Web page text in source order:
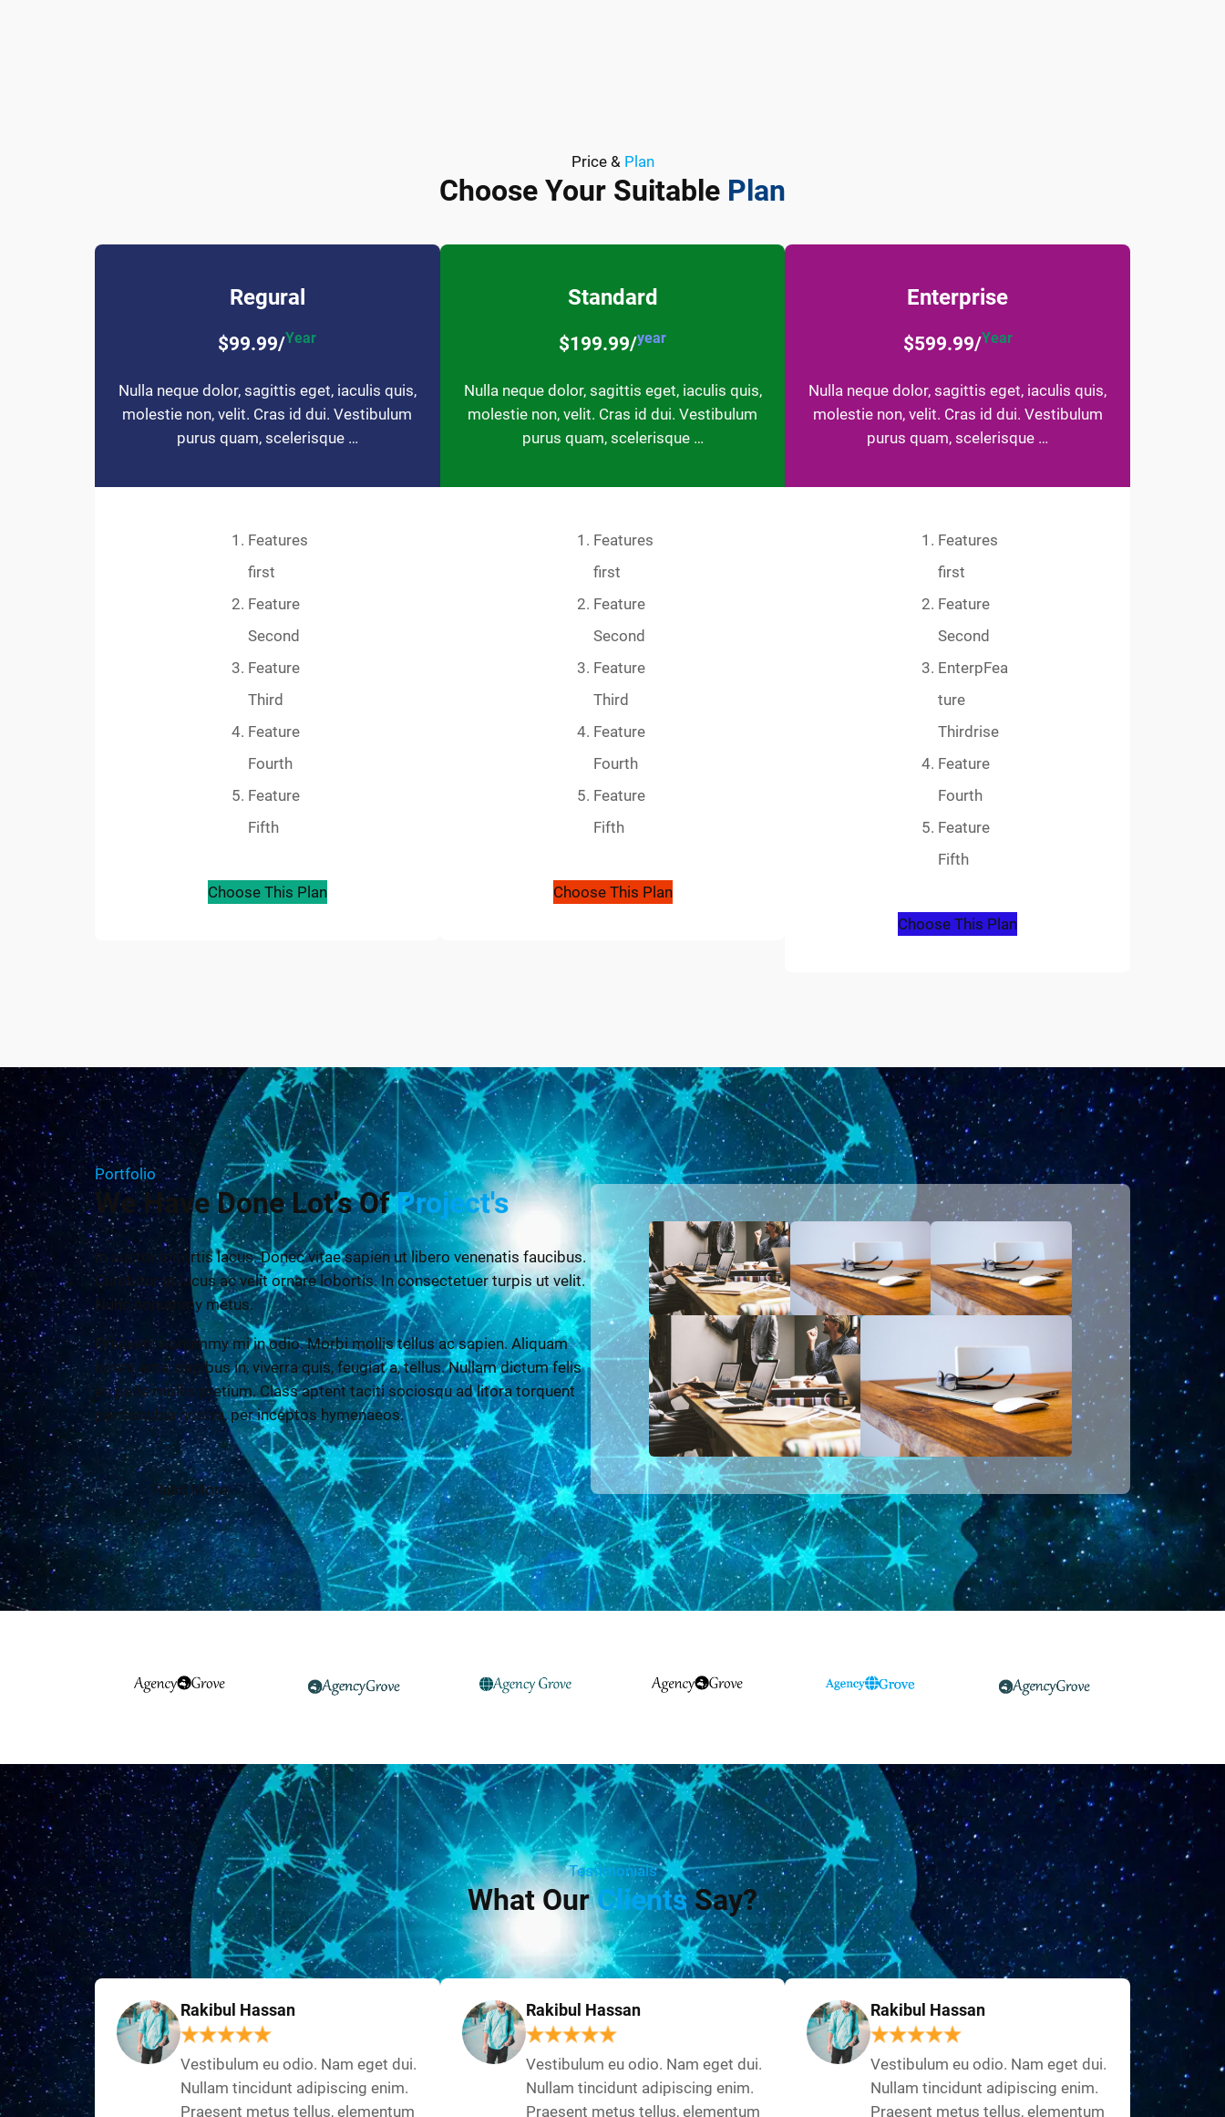
Price & Plan
Choose Your Suitable Plan
Regural
$99.99/Year
Nulla neque dolor, sagittis eget, iaculis quis,
molestie non, velit. Cras id dui. Vestibulum
purus quam, scelerisque …
Features
first
Feature
Second
Feature
Third
Feature
Fourth
Feature
Fifth
Choose This Plan
Standard
$199.99/year
Nulla neque dolor, sagittis eget, iaculis quis,
molestie non, velit. Cras id dui. Vestibulum
purus quam, scelerisque …
Features
first
Feature
Second
Feature
Third
Feature
Fourth
Feature
Fifth
Choose This Plan
Enterprise
$599.99/Year
Nulla neque dolor, sagittis eget, iaculis quis,
molestie non, velit. Cras id dui. Vestibulum
purus quam, scelerisque …
Features
first
Feature
Second
EnterpFea
ture
Thirdrise
Feature
Fourth
Feature
Fifth
Choose This Plan
Portfolio
We Have Done Lot's OfProject's
In auctor lobortis lacus. Donec vitae sapien ut libero venenatis faucibus.
Curabitur at lacus ac velit ornare lobortis. In consectetuer turpis ut velit.
Nunc nonummy metus.
Praesent nonummy mi in odio. Morbi mollis tellus ac sapien. Aliquam
lorem ante, dapibus in, viverra quis, feugiat a, tellus. Nullam dictum felis
eu pede mollis pretium. Class aptent taciti sociosqu ad litora torquent
per conubia nostra, per inceptos hymenaeos.
Read More
Testimonials
What OurClientsSay?
Rakibul Hassan
Vestibulum eu odio. Nam eget dui.
Nullam tincidunt adipiscing enim.
Praesent metus tellus, elementum
Rakibul Hassan
Vestibulum eu odio. Nam eget dui.
Nullam tincidunt adipiscing enim.
Praesent metus tellus, elementum
Rakibul Hassan
Vestibulum eu odio. Nam eget dui.
Nullam tincidunt adipiscing enim.
Praesent metus tellus, elementum